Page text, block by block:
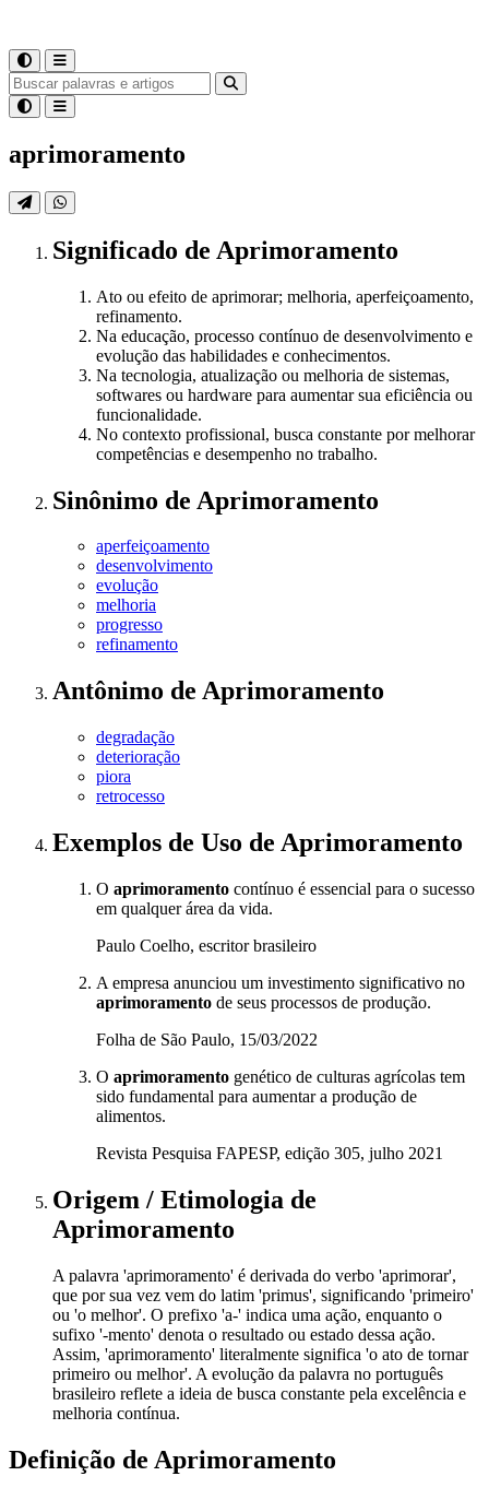
aprimoramento
Significado de Aprimoramento
Ato ou efeito de aprimorar; melhoria, aperfeiçoamento,
refinamento.
Na educação, processo contínuo de desenvolvimento e
evolução das habilidades e conhecimentos.
Na tecnologia, atualização ou melhoria de sistemas,
softwares ou hardware para aumentar sua eficiência ou
funcionalidade.
No contexto profissional, busca constante por melhorar
competências e desempenho no trabalho.
Sinônimo de Aprimoramento
aperfeiçoamento
desenvolvimento
evolução
melhoria
progresso
refinamento
Antônimo de Aprimoramento
degradação
deterioração
piora
retrocesso
Exemplos de Uso de Aprimoramento
O aprimoramento contínuo é essencial para o sucesso
em qualquer área da vida.
Paulo Coelho, escritor brasileiro
A empresa anunciou um investimento significativo no
aprimoramento de seus processos de produção.
Folha de São Paulo, 15/03/2022
O aprimoramento genético de culturas agrícolas tem
sido fundamental para aumentar a produção de
alimentos.
Revista Pesquisa FAPESP, edição 305, julho 2021
Origem / Etimologia de
Aprimoramento
A palavra 'aprimoramento' é derivada do verbo 'aprimorar',
que por sua vez vem do latim 'primus', significando 'primeiro'
ou 'o melhor'. O prefixo 'a-' indica uma ação, enquanto o
sufixo '-mento' denota o resultado ou estado dessa ação.
Assim, 'aprimoramento' literalmente significa 'o ato de tornar
primeiro ou melhor'. A evolução da palavra no português
brasileiro reflete a ideia de busca constante pela excelência e
melhoria contínua.
Definição de Aprimoramento